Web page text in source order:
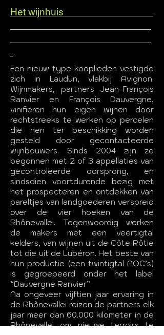
Het wijnhuis
Een nieuw type kooplieden vestigde
zich in Laudun, vlakbij Avignon.
Wijnmakers, partners Jean-François
Ranvier en François Dauvergne,
vinifiëren hun eigen wijnen door
rechtstreeks te werken op percelen
die hen ter beschikking worden
gesteld door gecontacteerde
wijnbouwers. Sinds 2004 zijn ze
begonnen met 2 of 3 appellaties van
gecontroleerde oorsprong, en
sindsdien voortdurende bezig met
het prospecteren en ontdekken van
pareltjes van landgoederen verspreid
over de vier hoeken van de
Rhônevallei. Tegenwoordig werken
de makers met een veertigtal
kelders, van wijnen uit de Côte Rôtie
tot die uit de Lubéron. Het beste van
hun productie (een twintigtal AOC’s)
is gegroepeerd onder het label
“Dauvergne Ranvier”.
Na ongeveer vijftien jaar ervaring in
de Rhônevallei reizen de partners elk
jaar meer dan 60.000 kilometer in de
Rhônevallei om nieuwe terroirs te